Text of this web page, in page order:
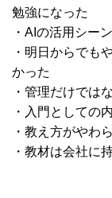
勉強になった
・AIの活用シー
・明日からでも
かった
・管理だけでは
・入門としての
・教え方がやわ
・教材は会社に